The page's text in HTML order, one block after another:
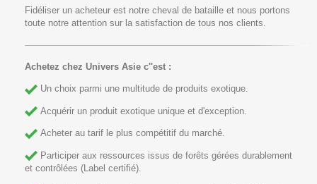
Fidéliser un acheteur est notre cheval de bataille et nous portons
toute notre attention sur la satisfaction de tous nos clients.
Achetez chez Univers Asie c''est :
Un choix parmi une multitude de produits exotique.
Acquérir un produit exotique unique et d'exception.
Acheter au tarif le plus compétitif du marché.
Participer aux ressources issus de forêts gérées durablement
et contrôlées (Label certifié).